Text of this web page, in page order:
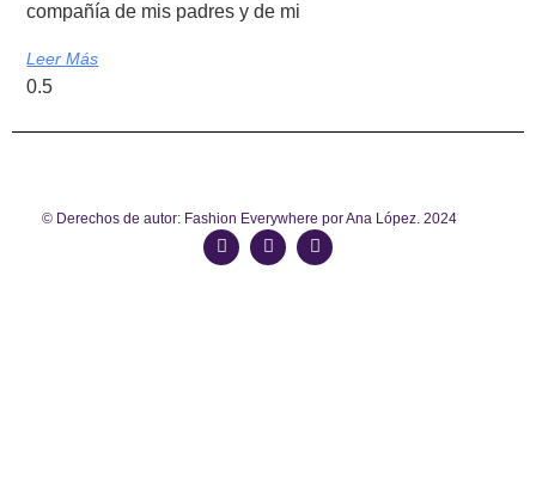
compañía de mis padres y de mi
Leer Más
© Derechos de autor: Fashion Everywhere por Ana López. 2024